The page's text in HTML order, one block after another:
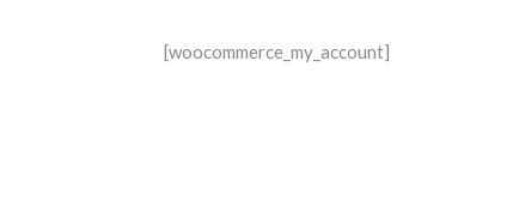
[woocommerce_my_account]